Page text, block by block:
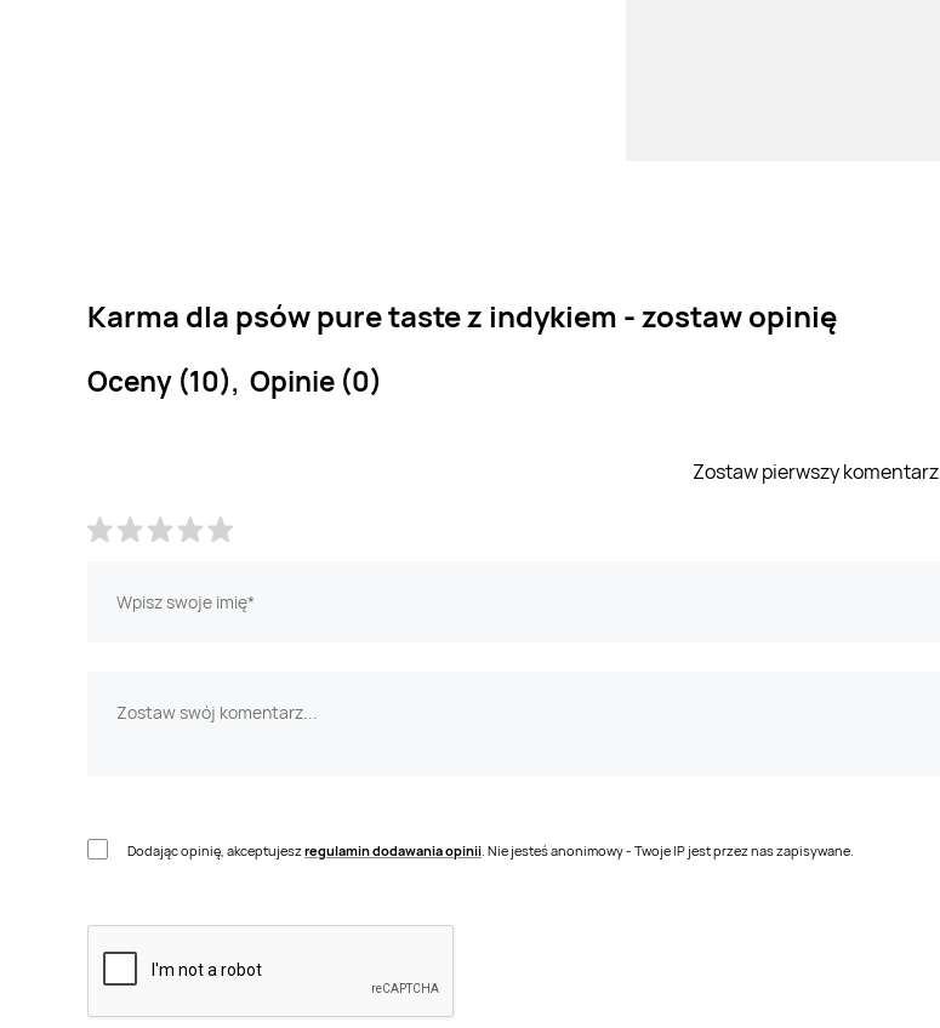
Karma dla psów pure taste z indykiem - zostaw opinię
Oceny (10), Opinie (0)
Zostaw pierwszy komentarz
Dodając opinię, akceptujeszregulamin dodawania opinii . Nie jesteś anonimowy - Twoje IP jest przez nas zapisywane.